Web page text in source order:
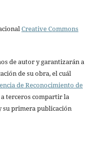
Creative Commons
de autor y garantizarán a
de su obra, el cuál
de Reconocimiento de
terceros compartir la
su primera publicación